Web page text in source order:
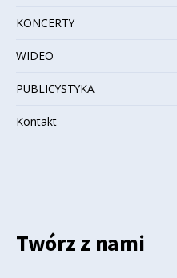
KONCERTY
WIDEO
PUBLICYSTYKA
Kontakt
Twórz z nami